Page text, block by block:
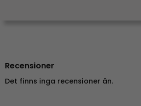
Recensioner
Det finns inga recensioner än.